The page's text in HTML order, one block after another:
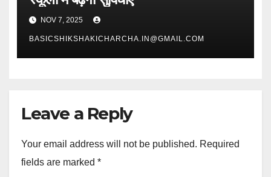
NOV 7, 2025
BASICSHIKSHAKICHARCHA.IN@GMAIL.COM
Leave a Reply
Your email address will not be published. Required
fields are marked *